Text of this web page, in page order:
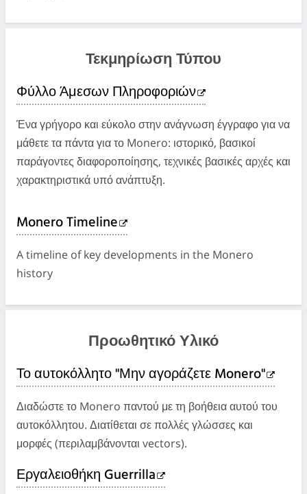
Τεκμηρίωση Τύπου
Φύλλο Άμεσων Πληροφοριών
Ένα γρήγορο και εύκολο στην ανάγνωση έγγραφο για να
μάθετε τα πάντα για το Monero: ιστορικό, βασικοί
παράγοντες διαφοροποίησης, τεχνικές βασικές αρχές και
χαρακτηριστικά υπό ανάπτυξη.
Monero Timeline
A timeline of key developments in the Monero
history
Προωθητικό Υλικό
Το αυτοκόλλητο "Μην αγοράζετε Monero"
Διαδώστε το Monero παντού με τη βοήθεια αυτού του
αυτοκόλλητου. Διατίθεται σε πολλές γλώσσες και
μορφές (περιλαμβάνονται vectors).
Εργαλειοθήκη Guerrilla